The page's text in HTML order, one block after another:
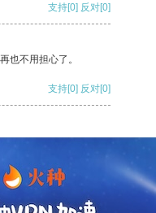
支持[0] 反对[0]
也不用担心了。
支持[0] 反对[0]
支持